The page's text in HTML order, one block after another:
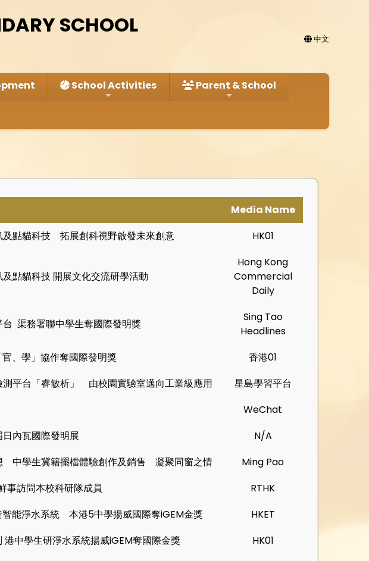
中文
SCHOOL
School Activities Parent & School
Media Name
及點貓科技 拓展創科視野啟發未來創意 HK01
點貓科技 開展文化交流研學活動
Hong Kong
Commercial
Daily
渠務署聯中學生奪國際發明獎
Sing Tao
Headlines
、學」協作奪國際發明獎
香港01
測平台「睿敏析」 由校園實驗室邁向工業級應用
星島學習平台
WeChat
內瓦國際發明展
N/A
中學生冀籍擺檔體驗創作及銷售 凝聚同窗之情
Ming Pao
事訪問本校科研隊成員
RTHK
智能淨水系統 本港5中學揚威國際奪iGEM金獎
HKET
中學生研淨水系統揚威iGEM奪國際金獎
HK01